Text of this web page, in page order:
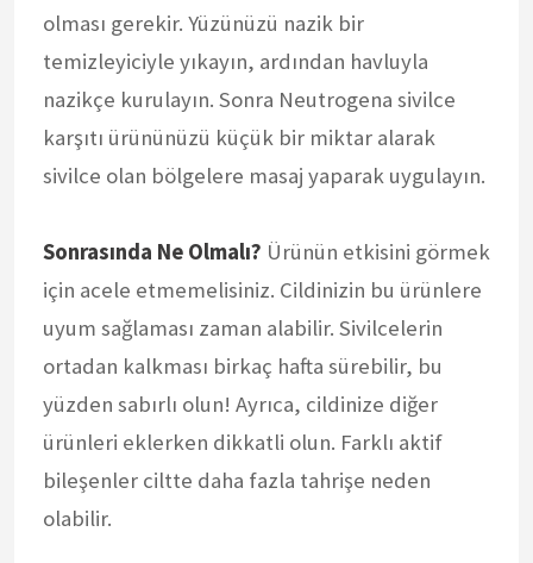
olması gerekir. Yüzünüzü nazik bir
temizleyiciyle yıkayın, ardından havluyla
nazikçe kurulayın. Sonra Neutrogena sivilce
karşıtı ürününüzü küçük bir miktar alarak
sivilce olan bölgelere masaj yaparak uygulayın.
Sonrasında Ne Olmalı? Ürünün etkisini görmek
için acele etmemelisiniz. Cildinizin bu ürünlere
uyum sağlaması zaman alabilir. Sivilcelerin
ortadan kalkması birkaç hafta sürebilir, bu
yüzden sabırlı olun! Ayrıca, cildinize diğer
ürünleri eklerken dikkatli olun. Farklı aktif
bileşenler ciltte daha fazla tahrişe neden
olabilir.